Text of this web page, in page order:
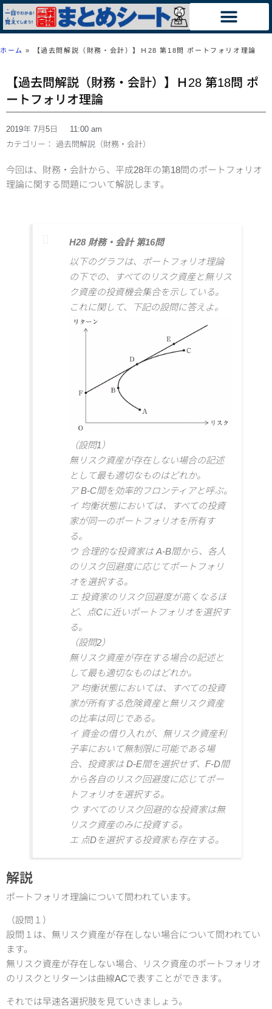
ホーム » 【過去問解説（財務・会計）】Ｈ28 第18問 ポートフォリオ理論
【過去問解説（財務・会計）】Ｈ28 第18問 ポ
ートフォリオ理論
2019年 7月5日
11:00 am
カテゴリー： 過去問解説（財務・会計）
今回は、財務・会計から、平成28年の第18問のポートフォリオ
理論に関する問題について解説します。
H28 財務・会計 第16問
以下のグラフは、ポートフォリオ理論
の下での、すべてのリスク資産と無リス
ク資産の投資機会集合を示している。
これに関して、下記の設問に答えよ。
（設問1）
無リスク資産が存在しない場合の記述
として最も適切なものはどれか。
ア B-C間を効率的フロンティアと呼ぶ。
イ 均衡状態においては、すべての投資
家が同一のポートフォリオを所有す
る。
ウ 合理的な投資家は A-B間から、各人
のリスク回避度に応じてポートフォリ
オを選択する。
エ 投資家のリスク回避度が高くなるほ
ど、点Cに近いポートフォリオを選択す
る。
（設問2）
無リスク資産が存在する場合の記述と
して最も適切なものはどれか。
ア 均衡状態においては、すべての投資
家が所有する危険資産と無リスク資産
の比率は同じである。
イ 資金の借り入れが、無リスク資産利
子率において無制限に可能である場
合、投資家は D-E間を選択せず、F-D間
から各自のリスク回避度に応じてポー
トフォリオを選択する。
ウ すべてのリスク回避的な投資家は無
リスク資産のみに投資する。
エ 点Dを選択する投資家も存在する。
解説
ポートフォリオ理論について問われています。
（設問１）
設問１は、無リスク資産が存在しない場合について問われてい
ます。
無リスク資産が存在しない場合、リスク資産のポートフォリオ
のリスクとリターンは曲線ACで表すことができます。
それでは早速各選択肢を見ていきましょう。